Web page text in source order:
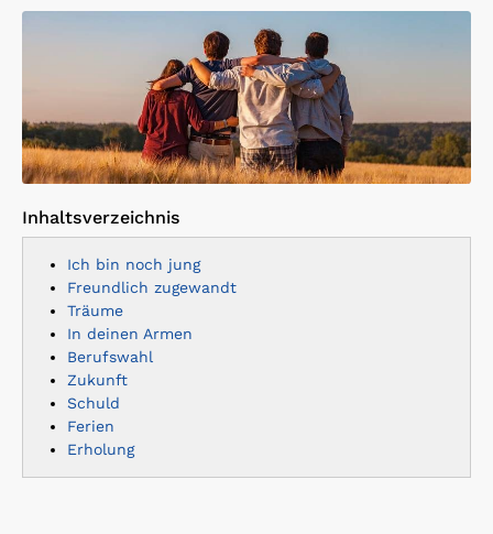
Inhaltsverzeichnis
Ich bin noch jung
Freundlich zugewandt
Träume
In deinen Armen
Berufswahl
Zukunft
Schuld
Ferien
Erholung